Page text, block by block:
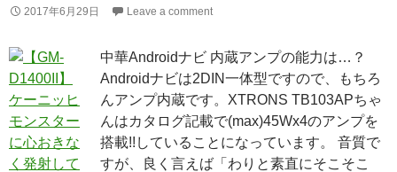
2017年6月29日 Leave a comment
中華Androidナビ 内蔵アンプの能力は…？
Androidナビは2DIN一体型ですので、もちろ
んアンプ内蔵です。XTRONS TB103APちゃ
んはカタログ記載で(max)45Wx4のアンプを
搭載!!していることになっています。 音質で
すが、良く言えば「わりと素直にそこそこ